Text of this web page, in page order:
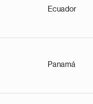
Ecuador
Panamá